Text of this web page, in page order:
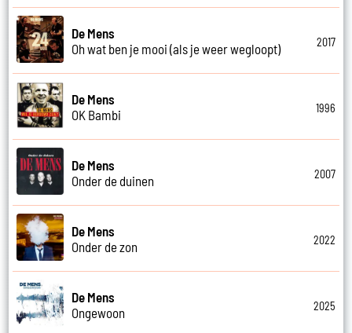
De Mens
Oh wat ben je mooi (als je weer wegloopt)
2017
De Mens
OK Bambi
1996
De Mens
Onder de duinen
2007
De Mens
Onder de zon
2022
De Mens
Ongewoon
2025